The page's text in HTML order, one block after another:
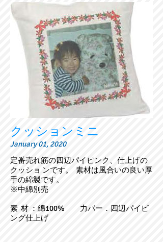
クッションミニ
January 01, 2020
定番売れ筋の四辺パイピンク、仕上げの
クッショ ンです。 素材は風合いの良い厚
手の綿製です。
※中綿別売
素 材 ：綿100% 力パー．四辺パイピ
ング仕上げ